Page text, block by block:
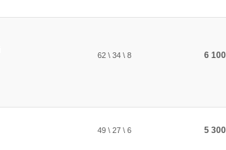
62 \ 34 \ 8 6 100
49 \ 27 \ 6 5 300